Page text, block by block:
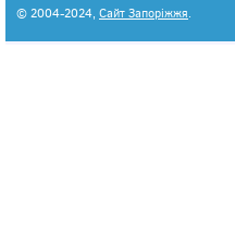
© 2004-2024, Сайт Запоріжжя.